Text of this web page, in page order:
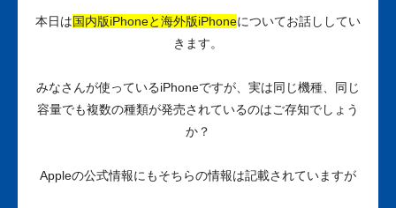
本日は国内版iPhoneと海外版iPhoneについてお話ししてい
きます。
みなさんが使っているiPhoneですが、実は同じ機種、同じ
容量でも複数の種類が発売されているのはご存知でしょう
か？
Appleの公式情報にもそちらの情報は記載されていますが